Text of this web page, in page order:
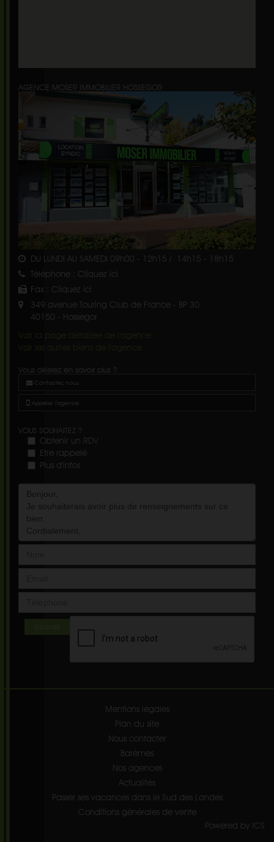
AGENCE MOSER IMMOBILIER HOSSEGOR
DU LUNDI AU SAMEDI 09h00 - 12h15 / 14h15 - 18h15
Téléphone : Cliquez ici
Fax : Cliquez ici
349 avenue Touring Club de France - BP 30
40150 - Hossegor
Voir la page détaillée de l'agence
Voir les autres biens de l'agence
Vous désirez en savoir plus ?
Contactez nous
Appeler l'agence
VOUS SOUHAITEZ ?
Obtenir un RDV
Etre rappelé
Plus d'infos
ENVOYER
Mentions légales
Plan du site
Nous contacter
Barèmes
Nos agences
Actualités
Passer ses vacances dans le Sud des Landes
Conditions générales de vente
Powered by ICS